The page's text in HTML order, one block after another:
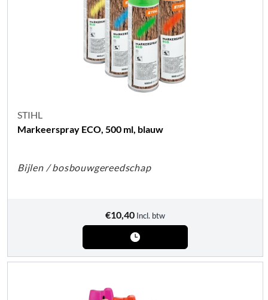
STIHL
Markeerspray ECO, 500 ml, blauw
Bijlen / bosbouwgereedschap
€10,40 Incl. btw